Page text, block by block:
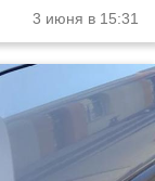
3 июня в 15:31